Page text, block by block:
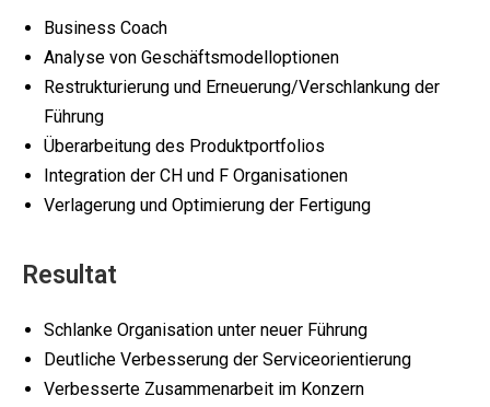
Business Coach
Analyse von Geschäftsmodelloptionen
Restrukturierung und Erneuerung/Verschlankung der
Führung
Überarbeitung des Produktportfolios
Integration der CH und F Organisationen
Verlagerung und Optimierung der Fertigung
Resultat
Schlanke Organisation unter neuer Führung
Deutliche Verbesserung der Serviceorientierung
Verbesserte Zusammenarbeit im Konzern